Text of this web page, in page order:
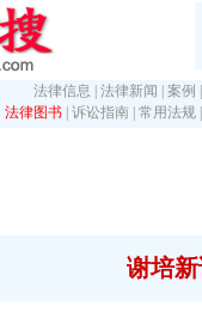
法律信息 法律新闻 案例
法律图书 诉讼指南 常用法规
谢培